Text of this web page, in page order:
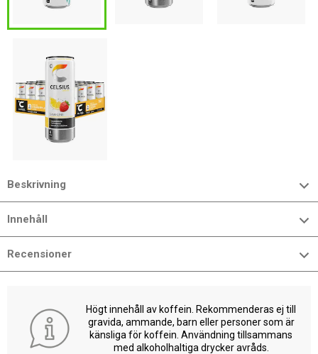
Beskrivning
Innehåll
Recensioner
Högt innehåll av koffein. Rekommenderas ej till
gravida, ammande, barn eller personer som är
känsliga för koffein. Användning tillsammans
med alkoholhaltiga drycker avråds.